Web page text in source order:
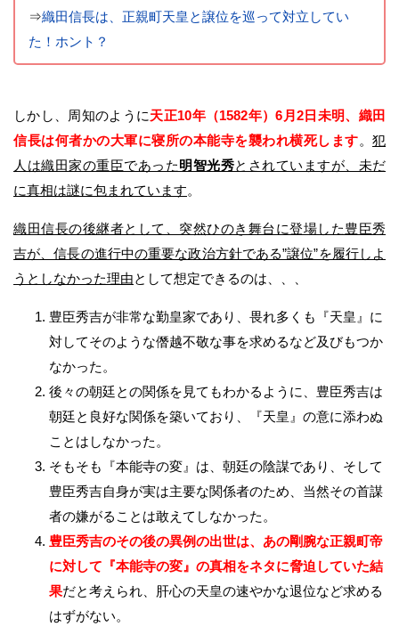
⇒織田信長は、正親町天皇と譲位を巡って対立してい
た！ホント？
しかし、周知のように天正10年（1582年）6月2日未明、織田
信長は何者かの大軍に寝所の本能寺を襲われ横死します。 犯
人は織田家の重臣であった明智光秀とされていますが、未だ
に真相は謎に包まれています。
織田信長の後継者として、突然ひのき舞台に登場した豊臣秀
吉が、信長の進行中の重要な政治方針である”譲位”を履行しよ
うとしなかった理由として想定できるのは、、、
豊臣秀吉が非常な勤皇家であり、畏れ多くも『天皇』に
対してそのような僭越不敬な事を求めるなど及びもつか
なかった。
後々の朝廷との関係を見てもわかるように、豊臣秀吉は
朝廷と良好な関係を築いており、『天皇』の意に添わぬ
ことはしなかった。
そもそも『本能寺の変』は、朝廷の陰謀であり、そして
豊臣秀吉自身が実は主要な関係者のため、当然その首謀
者の嫌がることは敢えてしなかった。
豊臣秀吉のその後の異例の出世は、あの剛腕な正親町帝
に対して『本能寺の変』の真相をネタに脅迫していた結
果だと考えられ、肝心の天皇の速やかな退位など求める
はずがない。